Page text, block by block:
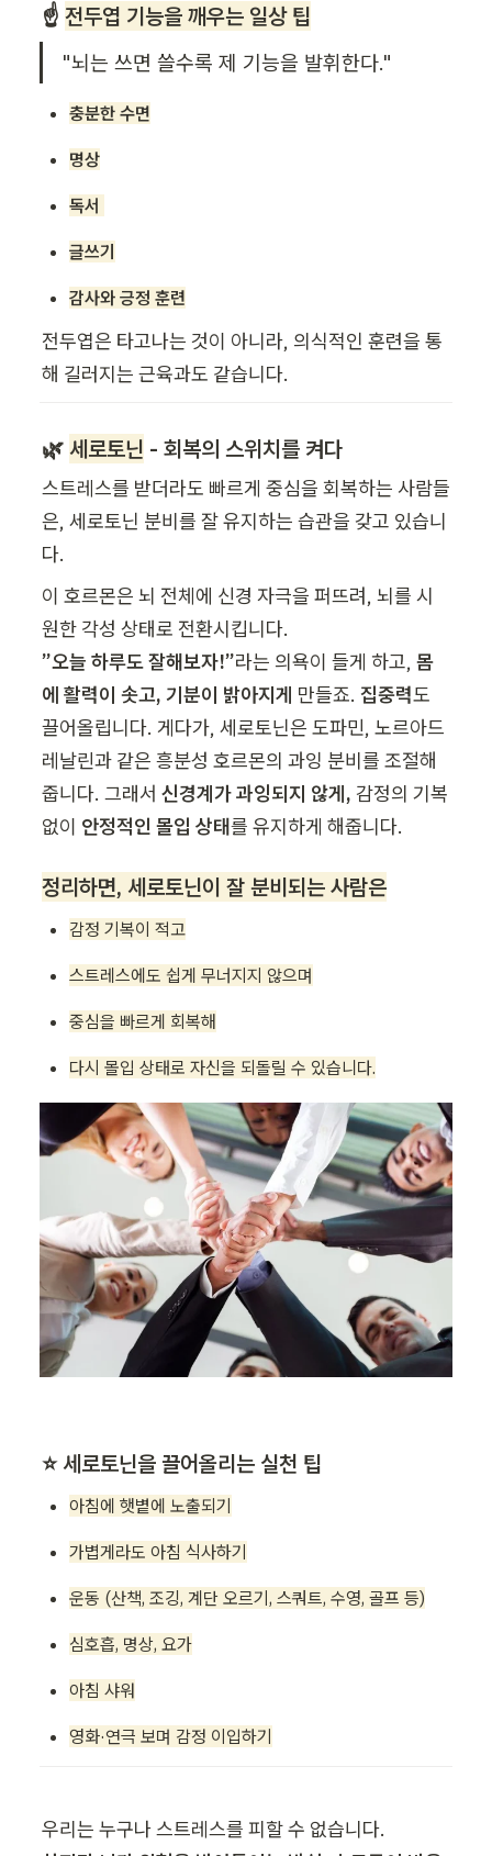
☝️ 전두엽 기능을 깨우는 일상 팁
"뇌는 쓰면 쓸수록 제 기능을 발휘한다."
충분한 수면
명상
독서
글쓰기
감사와 긍정 훈련
전두엽은 타고나는 것이 아니라, 의식적인 훈련을 통
해 길러지는 근육과도 같습니다.
🌿 세로토닌 - 회복의 스위치를 켜다
스트레스를 받더라도 빠르게 중심을 회복하는 사람들
은, 세로토닌 분비를 잘 유지하는 습관을 갖고 있습니
다.
이 호르몬은 뇌 전체에 신경 자극을 퍼뜨려, 뇌를 시
”오늘 하루도 잘해보자!”라는 의욕이 들게 하고, 몸
에 활력이 솟고, 기분이 밝아지게 만들죠. 집중력도
끌어올립니다. 게다가, 세로토닌은 도파민, 노르아드
레날린과 같은 흥분성 호르몬의 과잉 분비를 조절해
줍니다. 그래서 신경계가 과잉되지 않게, 감정의 기복
없이 안정적인 몰입 상태를 유지하게 해줍니다.
정리하면, 세로토닌이 잘 분비되는 사람은
감정 기복이 적고
스트레스에도 쉽게 무너지지 않으며
중심을 빠르게 회복해
다시 몰입 상태로 자신을 되돌릴 수 있습니다.
⭐️ 세로토닌을 끌어올리는 실천 팁
아침에 햇볕에 노출되기
가볍게라도 아침 식사하기
운동 (산책, 조깅, 계단 오르기, 스쿼트, 수영, 골프 등)
심호흡, 명상, 요가
아침 샤워
영화·연극 보며 감정 이입하기